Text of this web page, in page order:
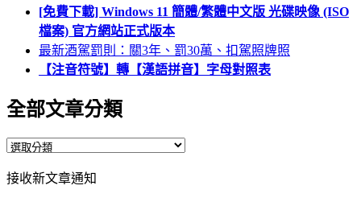
[免費下載] Windows 11 簡體/繁體中文版 光碟映像 (ISO
檔案) 官方網站正式版本
最新酒駕罰則：關3年、罰30萬、扣駕照牌照
【注音符號】轉【漢語拼音】字母對照表
全部文章分類
全
文
接收新文章通知